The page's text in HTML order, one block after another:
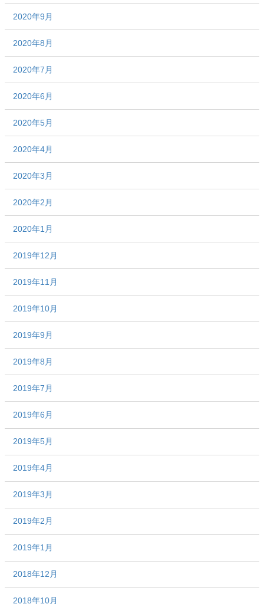
2020年9月
2020年8月
2020年7月
2020年6月
2020年5月
2020年4月
2020年3月
2020年2月
2020年1月
2019年12月
2019年11月
2019年10月
2019年9月
2019年8月
2019年7月
2019年6月
2019年5月
2019年4月
2019年3月
2019年2月
2019年1月
2018年12月
2018年10月